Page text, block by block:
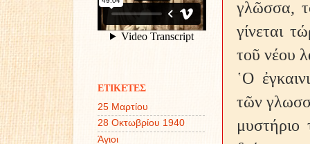
γλῶσσα,
γίνεται
τοῦ νέου
῾Ο
τῶν
μυστήριο
ΕΤΙΚΕΤΕΣ
25 Μαρτίου
28 Οκτωβρίου 1940
Άγιοι